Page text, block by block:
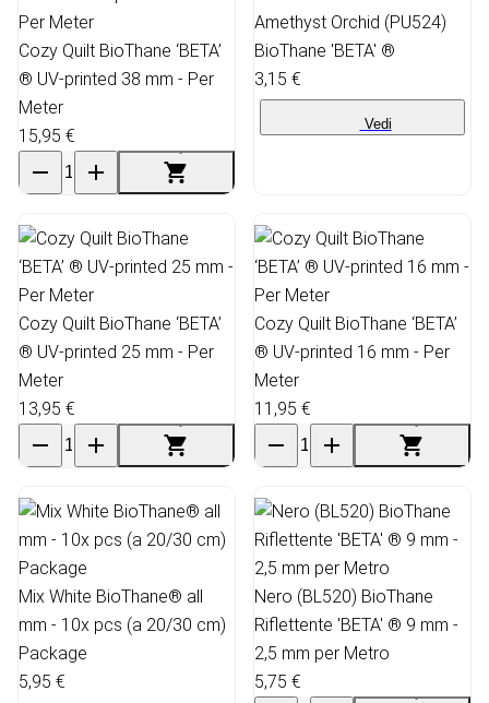
Cozy Quilt BioThane ‘BETA’
® UV-printed 38 mm - Per
Meter
15,95 €
Amethyst Orchid (PU524)
BioThane 'BETA' ®
3,15 €
Vedi
Cozy Quilt BioThane ‘BETA’
® UV-printed 25 mm - Per
Meter
13,95 €
Cozy Quilt BioThane ‘BETA’
® UV-printed 16 mm - Per
Meter
11,95 €
Mix White BioThane® all
mm - 10x pcs (a 20/30 cm)
Package
5,95 €
Nero (BL520) BioThane
Riflettente 'BETA' ® 9 mm -
2,5 mm per Metro
5,75 €